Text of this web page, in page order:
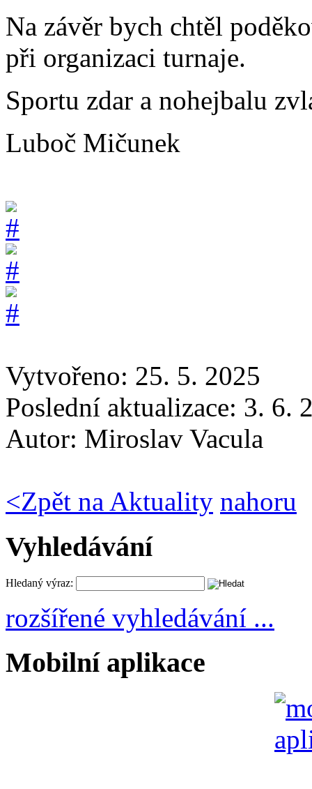
Na závěr bych chtěl
při organizaci turnaje.
Sportu zdar a nohejbalu
Luboč Mičunek
Vytvořeno: 25. 5. 2025
Poslední aktualizace: 3. 6.
Autor: Miroslav Vacula
<Zpět na Aktuality nahoru
Vyhledávání
Hledaný výraz:
rozšířené vyhledávání ...
Mobilní aplikace